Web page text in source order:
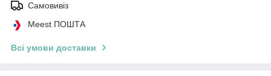
Самовивіз
Meest ПОШТА
Всі умови доставки